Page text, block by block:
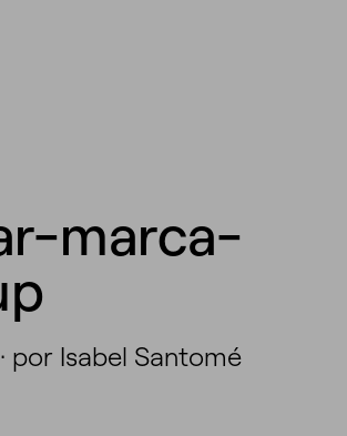
marca-
· por Isabel Santomé